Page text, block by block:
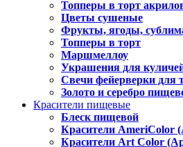
Топперы в торт
Цветы сушеные
Фрукты, ягоды,
Топперы в торт
Маршмеллоу
Украшения для
Свечи фейерверки для
Золото и серебро
Красители пищевые
Блеск пищевой
Красители AmeriColor
Красители Art Color